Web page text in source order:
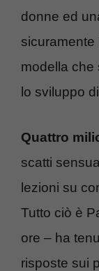
donne ed
sicuramente
modella che
lo sviluppo
Quattro
scatti
lezioni su
Tutto ciò è
ore – ha
risposte sui